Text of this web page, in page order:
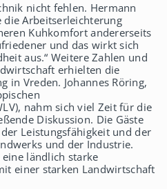
nicht fehlen. Hermann
die Arbeitserleichterung
Kuhkomfort andererseits
und das wirkt sich
aus.“ Weitere Zahlen und
erhielten die
in Vreden. Johannes Röring,
nahm sich viel Zeit für die
Diskussion. Die Gäste
Leistungsfähigkeit und der
und der Industrie.
ländlich starke
einer starken Landwirtschaft